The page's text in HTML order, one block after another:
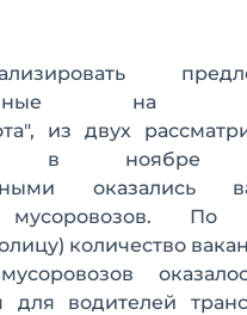
на
из двух
в ноябре
оказались
мусоровозов. По
количество
водителей